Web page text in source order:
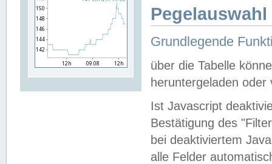
Grundlegende
über die Tabelle
heruntergeladen oder
Ist Javascript
Bestätigung des
bei deaktiviertem
alle Felder